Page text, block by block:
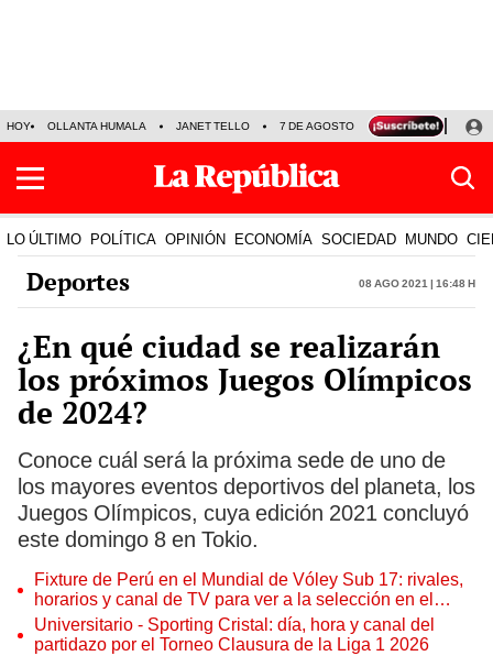
HOY OLLANTA HUMALA JANET TELLO 7 DE AGOSTO TINKA RESULTADOS
LO ÚLTIMO POLÍTICA OPINIÓN ECONOMÍA SOCIEDAD MUNDO
Deportes 08 Ago 2021 | 16:48 h
¿En qué ciudad se realizarán
los próximos Juegos Olímpicos
de 2024?
Conoce cuál será la próxima sede de uno de
los mayores eventos deportivos del planeta, los
Juegos Olímpicos, cuya edición 2021 concluyó
este domingo 8 en Tokio.
Fixture de Perú en el Mundial de Vóley Sub 17: rivales,
horarios y canal de TV para ver a la selección en el
torneo
Universitario - Sporting Cristal: día, hora y canal del
partidazo por el Torneo Clausura de la Liga 1 2026